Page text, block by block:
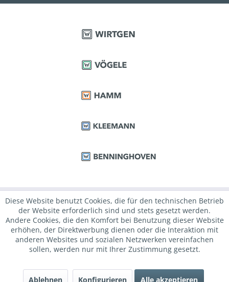
Diese Website benutzt Cookies, die für den technischen Betrieb
der Website erforderlich sind und stets gesetzt werden.
Andere Cookies, die den Komfort bei Benutzung dieser Website
erhöhen, der Direktwerbung dienen oder die Interaktion mit
anderen Websites und sozialen Netzwerken vereinfachen
sollen, werden nur mit Ihrer Zustimmung gesetzt.
Ablehnen Konfigurieren Alle akzeptieren